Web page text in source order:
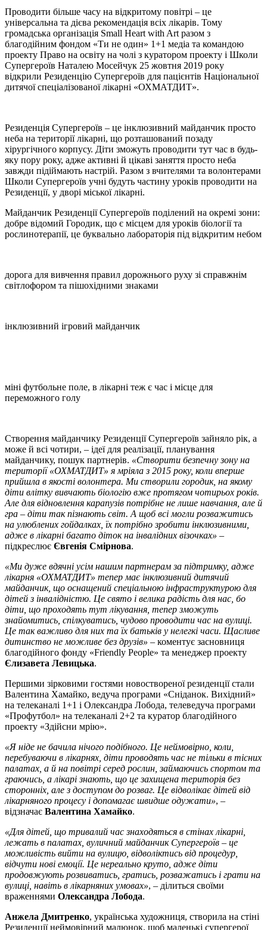
Проводити більше часу на відкритому повітрі – це
універсальна та дієва рекомендація всіх лікарів. Тому
громадська організація Small Heart with Art разом з
благодійним фондом «Ти не один» 1+1 медіа та командою
проекту Право на освіту на чолі з куратором проекту і Школи
Супергероїв Наталею Мосейчук 25 жовтня 2019 року
відкрили Резиденцію Супергероїв для пацієнтів Національної
дитячої спеціалізованої лікарні «ОХМАТДИТ».
Резиденція Супергероїв – це інклюзивний майданчик просто
неба на території лікарні, що розташований позаду
хірургічного корпусу. Діти зможуть проводити тут час в будь-
яку пору року, адже активні й цікаві заняття просто неба
завжди підіймають настрій. Разом з вчителями та волонтерами
Школи Супергероїв учні будуть частину уроків проводити на
Резиденції, у дворі міської лікарні.
Майданчик Резиденції Супергероїв поділений на окремі зони:
добре відомий Городик, що є місцем для уроків біології та
рослинотерапії, це буквально лабораторія під відкритим небом
дорога для вивчення правил дорожнього руху зі справжнім
світлофором та пішохідними знаками
інклюзивний ігровий майданчик
міні футбольне поле, в лікарні теж є час і місце для
переможного голу
Створення майданчику Резиденції Супергероїв зайняло рік, а
може й всі чотири, – ідеї для реалізації, планування
майданчику, пошук партнерів. «Створити безпечну зону на
території «ОХМАТДИТ» я мріяла з 2015 року, коли вперше
прийшла в якості волонтера. Ми створили городик, на якому
діти влітку вивчають біологію вже протягом чотирьох років.
Але для відновлення карапузів потрібне не лише навчання, але й
гра – діти так пізнають світ. А щоб всі могли розважитись
на улюблених гойдалках, їх потрібно зробити інклюзивними,
адже в лікарні багато діток на інвалідних візочках» –
підкреслює Євгенія Смірнова.
«Ми дуже вдячні усім нашим партнерам за підтримку, адже
лікарня «ОХМАТДИТ» тепер має інклюзивний дитячий
майданчик, що оснащений спеціальною інфраструктурою для
дітей з інвалідністю. Це свято і велика радість для нас, бо
діти, що проходять тут лікування, тепер зможуть
знайомитись, спілкуватись, чудово проводити час на вулиці.
Це так важливо для них та їх батьків у нелегкі часи. Щасливе
дитинство не можливе без друзів» – коментує засновниця
благодійного фонду «Friendly People» та менеджер проекту
Єлизавета Левицька.
Першими зірковими гостями новоствореної резиденції стали
Валентина Хамайко, ведуча програми «Сніданок. Вихідний»
на телеканалі 1+1 і Олександра Лобода, телеведуча програми
«Профутбол» на телеканалі 2+2 та куратор благодійного
проекту «Здійсни мрію».
«Я ніде не бачила нічого подібного. Це неймовірно, коли,
перебуваючи в лікарнях, діти проводять час не тільки в тісних
палатах, а й на повітрі серед рослин, займаючись спортом та
граючись, а лікарі знають, що це захищена територія без
сторонніх, але з доступом до розваг. Це відволікає дітей від
лікарняного процесу і допомагає швидше одужати», –
відзначає Валентина Хамайко.
«Для дітей, що тривалий час знаходяться в стінах лікарні,
лежать в палатах, вуличний майданчик Супергероїв – це
можливість вийти на вулицю, відволіктись від процедур,
відчути нові емоції. Це нереально круто, адже діти
продовжують розвиватись, гратись, розважатись і грати на
вулиці, навіть в лікарняних умовах», – ділиться своїми
враженнями Олександра Лобода.
Анжела Дмитренко, українська художниця, створила на стіні
Резиденції неймовірний малюнок, щоб маленькі супергерої